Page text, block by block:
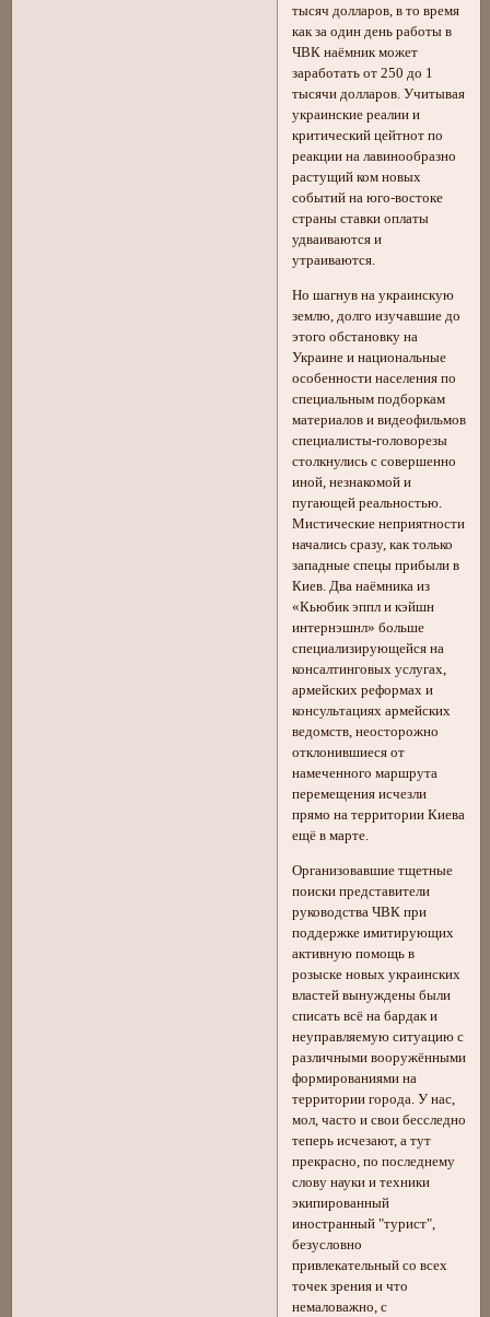
тысяч долларов, в то время
как за один день работы в
ЧВК наёмник может
заработать от 250 до 1
тысячи долларов. Учитывая
украинские реалии и
критический цейтнот по
реакции на лавинообразно
растущий ком новых
событий на юго-востоке
страны ставки оплаты
удваиваются и
утраиваются.
Но шагнув на украинскую
землю, долго изучавшие до
этого обстановку на
Украине и национальные
особенности населения по
специальным подборкам
материалов и видеофильмов
специалисты-головорезы
столкнулись с совершенно
иной, незнакомой и
пугающей реальностью.
Мистические неприятности
начались сразу, как только
западные спецы прибыли в
Киев. Два наёмника из
«Кьюбик эппл и кэйшн
интернэшнл» больше
специализирующейся на
консалтинговых услугах,
армейских реформах и
консультациях армейских
ведомств, неосторожно
отклонившиеся от
намеченного маршрута
перемещения исчезли
прямо на территории Киева
ещё в марте.
Организовавшие тщетные
поиски представители
руководства ЧВК при
поддержке имитирующих
активную помощь в
розыске новых украинских
властей вынуждены были
списать всё на бардак и
неуправляемую ситуацию с
различными вооружёнными
формированиями на
территории города. У нас,
мол, часто и свои бесследно
теперь исчезают, а тут
прекрасно, по последнему
слову науки и техники
экипированный
иностранный "турист",
безусловно
привлекательный со всех
точек зрения и что
немаловажно, с